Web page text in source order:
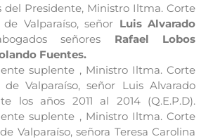
del Presidente, Ministro Iltma. Corte
Valparaíso, señor Luis Alvarado
señores Rafael Lobos
Fuentes.
suplente , Ministro Iltma. Corte
Valparaíso, señor Luis Alvarado
los años 2011 al 2014 (Q.E.P.D).
suplente , Ministro Iltma. Corte
Valparaíso, señora Teresa Carolina